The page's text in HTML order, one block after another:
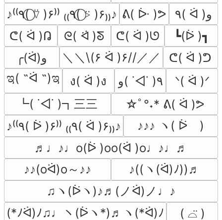
♪⁽⁽٩( ⍢⃝ )۶⁾⁾ ₍₍٩( ⍩⃝ )۶₎₎♪ ᕕ( ᐕ )ᕗ
٩( ᐛ )و
ᕦ( ᐛ )ᕡ
ᘓ( ᐛ )ᘕ ᕦ( ᐛ )ᘎ
┗(ᐖ )┓
╭(ᐛ)و
＼＼\(۶ ᐛ )۶//／／
ᕦ( ᐛ )ᕤ
ಇ( ˵ᐛ ˵)ಇ
ง( ᐛ )ง ٩( ˙◁˙ )و
ᐠ( ᐛ )ᐟ
┗( ˙◁˙ )┓三三
☆ﾟ°˖* ᕕ( ᐛ )ᕗ
♪⁽⁽٩( ᐖ )۶⁾⁾ ₍₍٩( ᐛ )۶₎₎♪
♪♪♪ ヽ( ᐖゞ)
♬♩♪♩o(ᐖ )oo(ᐛ )o♩♪♩♬
♪♪(oᐛ)o～♪♪
♪((ヽ(ᐛ)ﾉ))♬
♫ヽ(ᐖヽ)♪♬(ノᐛ)ノ♩♪
(*ﾉᐛ)ﾉ♫♩ヽ(ᐖヽ*)♬ヽ(*ᐛ)ﾉ
( ⌓̈ )